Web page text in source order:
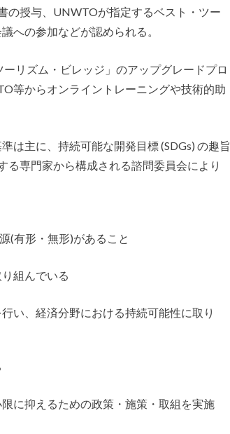
の授与、UNWTOが指定するベスト・ツー
への参加などが認められる。
リズム・ビレッジ」のアップグレードプロ
等からオンライントレーニングや技術的助
は主に、持続可能な開発目標 (SDGs) の趣旨
専門家から構成される諮問委員会により
(有形・無形)があること
組んでいる
い、経済分野における持続可能性に取り
に抑えるための政策・施策・取組を実施